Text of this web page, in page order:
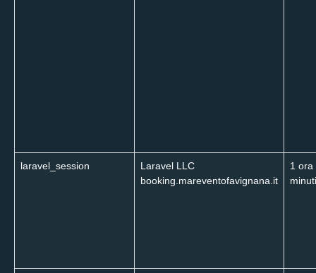
laravel_session
Laravel LLC
booking.mareventofavignana.it
1 ora
minuti